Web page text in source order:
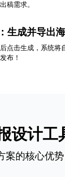
稿需求。
生成并导出
点击生成，系统将
布！
设计工
的核心优势